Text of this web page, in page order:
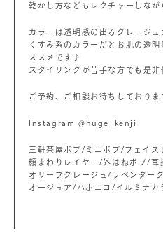
乾かし方などもレクチャーしなが
カラーは透明感の出るグレージ
くすみ系のカラーだとお肌の透
ススメです♪
スタイリングが苦手な方でも是
ご予約、ご相談お待ちしており
Instagram @huge_kenji
三軒茶屋ボブ/ミニボブ/フェイス
顔まわりレイヤー/外はねボブ/耳
オリーブグレージュ/ラベンダー
オージュア/ハホニコ/イルミナカ